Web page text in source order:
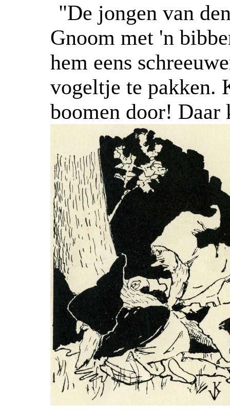
"De jongen van
Gnoom met 'n
hem eens
vogeltje te pakken.
boomen door!